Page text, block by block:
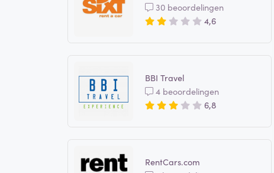
30 beoordelingen
4,6
BBI Travel
4 beoordelingen
6,8
RentCars.com